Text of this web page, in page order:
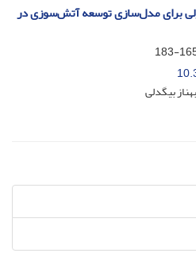
برای مدل‌سازی توسعه آتش‌سوزی در
165-
بیگدلی